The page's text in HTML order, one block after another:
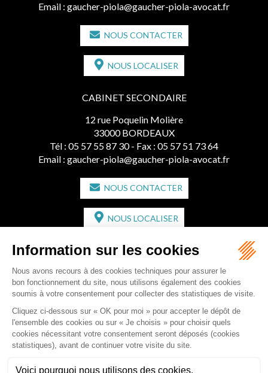
Email : gaucher-piola@gaucher-piola-avocat.fr
NOUS CONTACTER
NOUS LOCALISER
CABINET SECONDAIRE
12 rue Poquelin Molière
33000 BORDEAUX
Tél : 05 57 55 87 30 - Fax : 05 57 51 73 64
Email : gaucher-piola@gaucher-piola-avocat.fr
NOUS CONTACTER
NOUS LOCALISER
CABINET SECONDAIRE
2 bis Avenue de l'Europe
33350 ST MAGNE-DE-CASTILLON
Tél :05 57 55 87 30 - Fax : 05 57 51 73 64
Email :gaucher-piola@gaucher-piola-avocat.fr
NOUS CONTACTER
NOUS LOCALISER